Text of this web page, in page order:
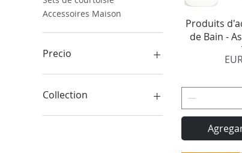
Accessoires Maison
Precio
0 €
Collection
Ashina Jacobsen
Produits
de Bain -